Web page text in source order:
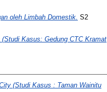
oleh Limbah Domestik. S2
Kasus: Gedung CTC Kramat
(Studi Kasus : Taman Wainitu